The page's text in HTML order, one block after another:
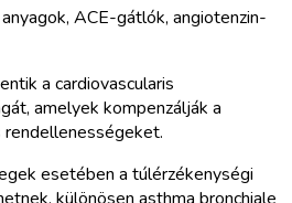
ACE-gátlók, angiotenzin-
a cardiovascularis
amelyek kompenzálják a
esetében a túlérzékenységi
különösen asthma bronchiale